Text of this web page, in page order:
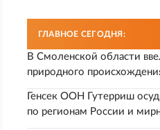
ГЛАВНОЕ СЕГОДНЯ:
В Смоленской области
природного
Генсек ООН Гутерриш
по регионам России и